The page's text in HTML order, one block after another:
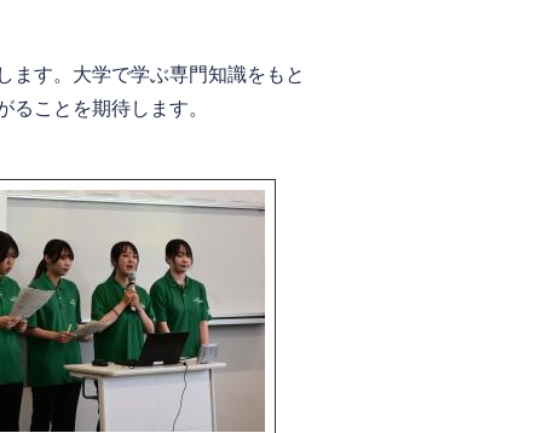
す。大学で学ぶ専門知識をもと
ことを期待します。